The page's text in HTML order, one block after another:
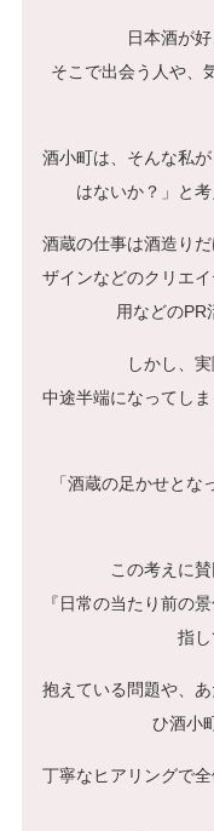
日本酒が
そこで出会う人や、
酒小町は、そんな私
はないか？」と
酒蔵の仕事は酒造り
ザインなどのクリエ
用などのPR
しかし、
中途半端になってし
「酒蔵の足かせと
この考えに
『日常の当たり前の
指し
抱えている問題や、
ひ酒小
丁寧なヒアリングで